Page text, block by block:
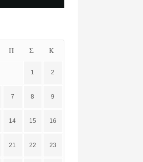
Π Σ Κ
1 2
7 8 9
14 15 16
21 22 23